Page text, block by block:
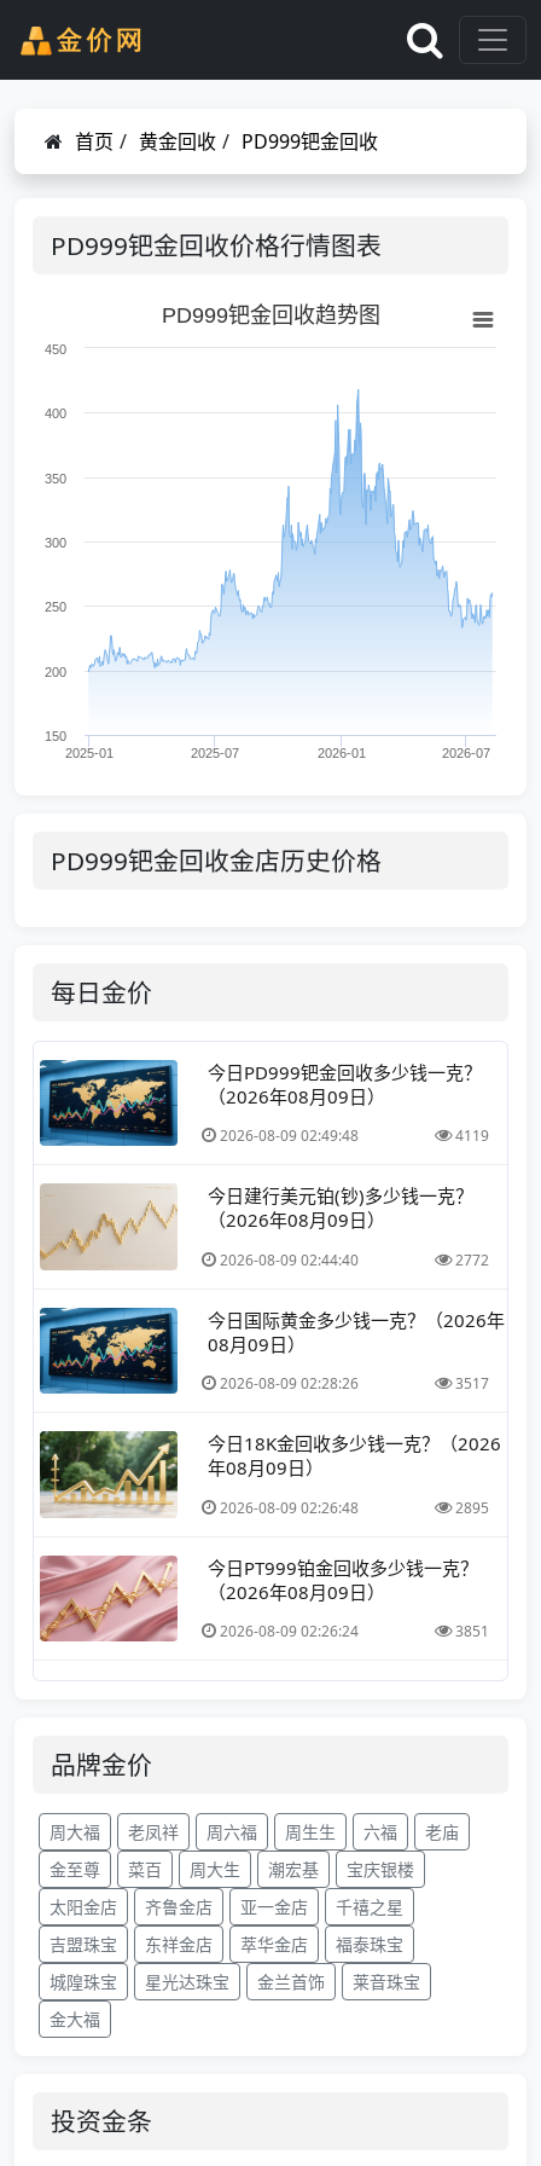
首页 / 黄金回收 / PD999钯金回收
PD999钯金回收价格行情图表
PD999钯金回收趋势图
2025-01 2025-07 2026-01 2026-07
150
200
250
300
350
400
450
PD999钯金回收金店历史价格
每日金价
今日PD999钯金回收多少钱一克？
（2026年08月09日）
2026-08-09 02:49:48 4119
今日建行美元铂(钞)多少钱一克？
（2026年08月09日）
2026-08-09 02:44:40 2772
今日国际黄金多少钱一克？（2026年
08月09日）
2026-08-09 02:28:26 3517
今日18K金回收多少钱一克？（2026
年08月09日）
2026-08-09 02:26:48 2895
今日PT999铂金回收多少钱一克？
（2026年08月09日）
2026-08-09 02:26:24 3851
品牌金价
周大福 老凤祥 周六福 周生生 六福
老庙
金至尊
菜百 周大生 潮宏基
宝庆银楼
太阳金店
齐鲁金店 亚一金店
千禧之星
吉盟珠宝
东祥金店 萃华金店
福泰珠宝
城隍珠宝
星光达珠宝 金兰首饰
莱音珠宝
金大福
投资金条